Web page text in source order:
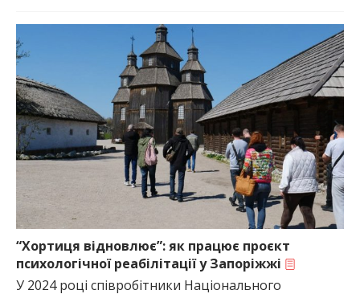
“Хортиця відновлює”: як працює проєкт
психологічної реабілітації у Запоріжжі
У 2024 році співробітники Національного